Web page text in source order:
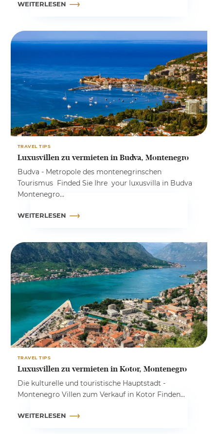
WEITERLESEN
TRAVEL TIPS
Luxusvillen zu vermieten in Budva, Montenegro
Budva - Metropole des montenegrinschen
Tourismus Finded Sie Ihre your luxusvilla in Budva
Montenegro...
WEITERLESEN
TRAVEL TIPS
Luxusvillen zu vermieten in Kotor, Montenegro
Die kulturelle und touristische Hauptstadt -
Montenegro Villen zum Verkauf in Kotor Finden...
WEITERLESEN